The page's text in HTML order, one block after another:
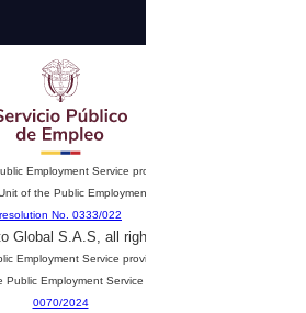
Employment Service providers. Authorized by
of the Public Employment Service according to
resolution No. 0333/022
Global S.A.S, all rights reserved
Employment Service providers. Authorized by the
Public Employment Service according to
0070/2024